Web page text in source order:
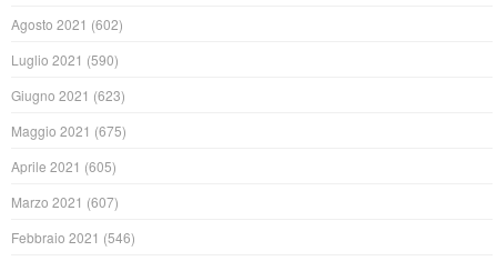
Agosto 2021 (602)
Luglio 2021 (590)
Giugno 2021 (623)
Maggio 2021 (675)
Aprile 2021 (605)
Marzo 2021 (607)
Febbraio 2021 (546)